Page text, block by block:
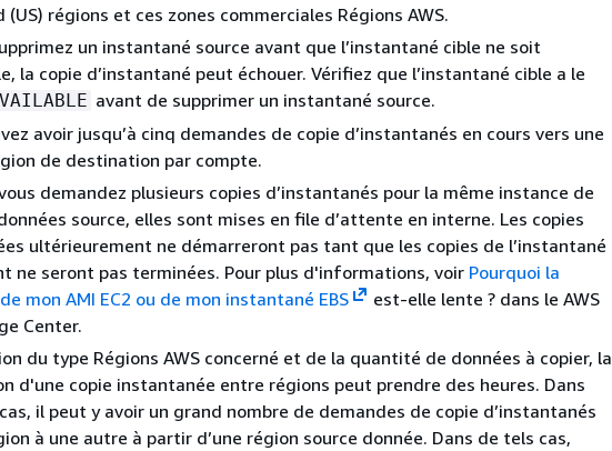
(US) régions et ces zones commerciales Régions AWS.
un instantané source avant que l’instantané cible ne soit
la copie d’instantané peut échouer. Vérifiez que l’instantané cible a le
avant de supprimer un instantané source.
avoir jusqu’à cinq demandes de copie d’instantanés en cours vers une
de destination par compte.
demandez plusieurs copies d’instantanés pour la même instance de
source, elles sont mises en file d’attente en interne. Les copies
ultérieurement ne démarreront pas tant que les copies de l’instantané
ne seront pas terminées. Pour plus d'informations, voir Pourquoi la
mon AMI EC2 ou de mon instantané EBS
est-elle lente ? dans le AWS
Center.
du type Régions AWS concerné et de la quantité de données à copier, la
d'une copie instantanée entre régions peut prendre des heures. Dans
il peut y avoir un grand nombre de demandes de copie d’instantanés
à une autre à partir d’une région source donnée. Dans de tels cas,